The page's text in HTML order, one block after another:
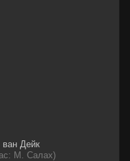
ван Дейк
М. Салах)